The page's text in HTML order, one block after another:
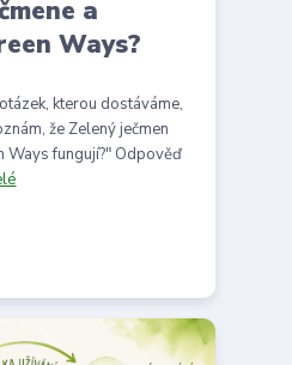
a
Ways?
kterou dostáváme,
že Zelený ječmen
Ways fungují?" Odpověď